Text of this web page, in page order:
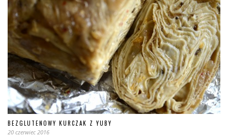
BEZGLUTENOWY KURCZAK Z YUBY
20 czerwiec 2016